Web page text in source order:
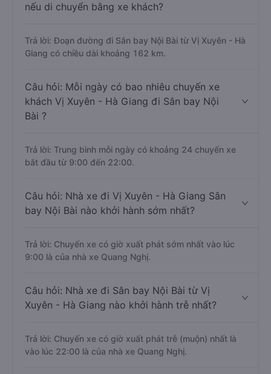
nếu di chuyển bằng xe khách?
Trả lời: Đoạn đường đi Sân bay Nội Bài từ Vị Xuyên - Hà
Giang có chiều dài khoảng 162 km.
Câu hỏi: Mỗi ngày có bao nhiêu chuyến xe
khách Vị Xuyên - Hà Giang đi Sân bay Nội
Bài ?
Trả lời: Trung bình mỗi ngày có khoảng 24 chuyến xe
bắt đầu từ 9:00 đến 22:00.
Câu hỏi: Nhà xe đi Vị Xuyên - Hà Giang Sân
bay Nội Bài nào khởi hành sớm nhất?
Trả lời: Chuyến xe có giờ xuất phát sớm nhất vào lúc
9:00 là của nhà xe Quang Nghị.
Câu hỏi: Nhà xe đi Sân bay Nội Bài từ Vị
Xuyên - Hà Giang nào khởi hành trễ nhất?
Trả lời: Chuyến xe có giờ xuất phát trễ (muộn) nhất là
vào lúc 22:00 là của nhà xe Quang Nghị.